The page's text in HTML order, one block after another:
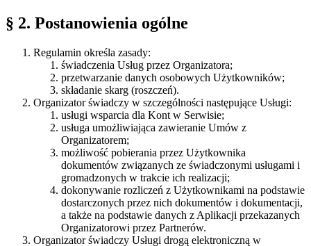
§ 2. Postanowienia ogólne
Regulamin określa zasady:
świadczenia Usług przez Organizatora;
przetwarzanie danych osobowych Użytkowników;
składanie skarg (roszczeń).
Organizator świadczy w szczególności następujące Usługi:
usługi wsparcia dla Kont w Serwisie;
usługa umożliwiająca zawieranie Umów z
Organizatorem;
możliwość pobierania przez Użytkownika
dokumentów związanych ze świadczonymi usługami i
gromadzonych w trakcie ich realizacji;
dokonywanie rozliczeń z Użytkownikami na podstawie
dostarczonych przez nich dokumentów i dokumentacji,
a także na podstawie danych z Aplikacji przekazanych
Organizatorowi przez Partnerów.
Organizator świadczy Usługi drogą elektroniczną w